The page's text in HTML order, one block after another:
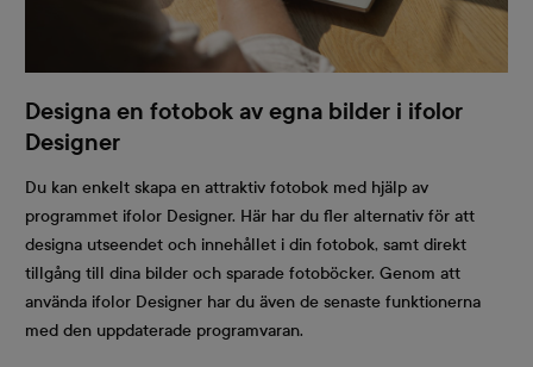
Designa en fotobok av egna bilder i ifolor
Designer
Du kan enkelt skapa en attraktiv fotobok med hjälp av
programmet ifolor Designer. Här har du fler alternativ för att
designa utseendet och innehållet i din fotobok, samt direkt
tillgång till dina bilder och sparade fotoböcker. Genom att
använda ifolor Designer har du även de senaste funktionerna
med den uppdaterade programvaran.